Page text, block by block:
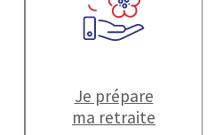
Je prépare
ma retraite